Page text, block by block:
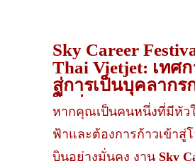
Sky Career
Thai Vietjet: เทศ
สู่การเป็นบุคลากร
ใหม่
หากคุณเป็นคนหนึ่งที่มีหัว
ฟ้าและต้องการก้าวเข้าสู่
บินอย่างมั่นคง งาน Sky